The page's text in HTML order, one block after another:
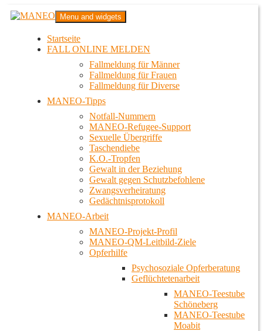
Zum
InhaltMANEO
Das schwule Anti-Gewalt-Projekt in Berlin
Menu and widgets
Startseite
FALL ONLINE MELDEN
Fallmeldung für Männer
Fallmeldung für Frauen
Fallmeldung für Diverse
MANEO-Tipps
Notfall-Nummern
MANEO-Refugee-Support
Sexuelle Übergriffe
Taschendiebe
K.O.-Tropfen
Gewalt in der Beziehung
Gewalt gegen Schutzbefohlene
Zwangsverheiratung
Gedächtnisprotokoll
MANEO-Arbeit
MANEO-Projekt-Profil
MANEO-QM-Leitbild-Ziele
Opferhilfe
Psychosoziale Opferberatung
Geflüchtetenarbeit
MANEO-Teestube
Schöneberg
MANEO-Teestube
Moabit